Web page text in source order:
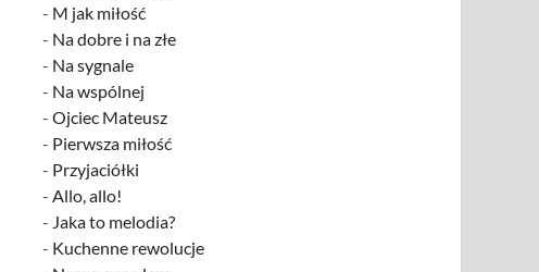
- M jak miłość
- Na dobre i na złe
- Na sygnale
- Na wspólnej
-Ojciec Mateusz
- Pierwsza miłość
- Przyjaciółki
-Allo, allo!
- Jaka to melodia?
- Kuchenne rewolucje